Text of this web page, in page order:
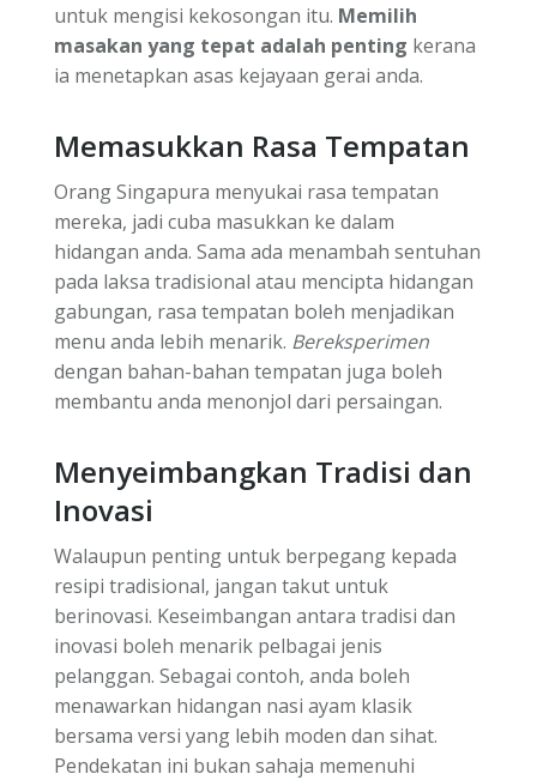
untuk mengisi kekosongan itu. Memilih
masakan yang tepat adalah penting kerana
ia menetapkan asas kejayaan gerai anda.
Memasukkan Rasa Tempatan
Orang Singapura menyukai rasa tempatan
mereka, jadi cuba masukkan ke dalam
hidangan anda. Sama ada menambah sentuhan
pada laksa tradisional atau mencipta hidangan
gabungan, rasa tempatan boleh menjadikan
menu anda lebih menarik. Bereksperimen
dengan bahan-bahan tempatan juga boleh
membantu anda menonjol dari persaingan.
Menyeimbangkan Tradisi dan
Inovasi
Walaupun penting untuk berpegang kepada
resipi tradisional, jangan takut untuk
berinovasi. Keseimbangan antara tradisi dan
inovasi boleh menarik pelbagai jenis
pelanggan. Sebagai contoh, anda boleh
menawarkan hidangan nasi ayam klasik
bersama versi yang lebih moden dan sihat.
Pendekatan ini bukan sahaja memenuhi